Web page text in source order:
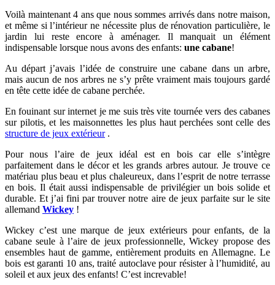
Voilà maintenant 4 ans que nous sommes arrivés dans notre maison,
et même si l’intérieur ne nécessite plus de rénovation particulière, le
jardin lui reste encore à aménager. Il manquait un élément
indispensable lorsque nous avons des enfants: une cabane!
Au départ j’avais l’idée de construire une cabane dans un arbre,
mais aucun de nos arbres ne s’y prête vraiment mais toujours gardé
en tête cette idée de cabane perchée.
En fouinant sur internet je me suis très vite tournée vers des cabanes
sur pilotis, et les maisonnettes les plus haut perchées sont celle des
structure de jeux extérieur.
Pour nous l’aire de jeux idéal est en bois car elle s’intègre
parfaitement dans le décor et les grands arbres autour. Je trouve ce
matériau plus beau et plus chaleureux, dans l’esprit de notre terrasse
en bois. Il était aussi indispensable de privilégier un bois solide et
durable. Et j’ai fini par trouver notre aire de jeux parfaite sur le site
allemand Wickey !
Wickey c’est une marque de jeux extérieurs pour enfants, de la
cabane seule à l’aire de jeux professionnelle, Wickey propose des
ensembles haut de gamme, entièrement produits en Allemagne. Le
bois est garanti 10 ans, traité autoclave pour résister à l’humidité, au
soleil et aux jeux des enfants! C’est increvable!